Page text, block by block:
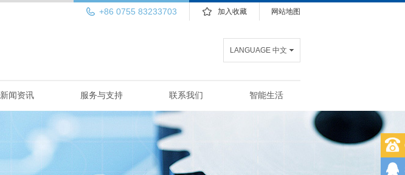
网站地图
加入收藏
+86 0755 83233703
LANGUAGE 中文
新闻资讯 服务与支持 联系我们 智能生活